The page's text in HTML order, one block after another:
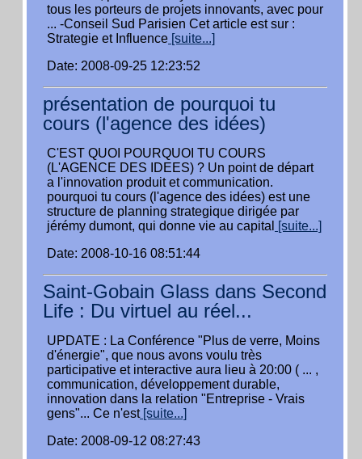
tous les porteurs de projets innovants, avec pour
... -Conseil Sud Parisien Cet article est sur :
Strategie et Influence [suite...]
Date: 2008-09-25 12:23:52
présentation de pourquoi tu
cours (l'agence des idées)
C'EST QUOI POURQUOI TU COURS
(L'AGENCE DES IDEES) ? Un point de départ
a l'innovation produit et communication.
pourquoi tu cours (l'agence des idées) est une
structure de planning strategique dirigée par
jérémy dumont, qui donne vie au capital
[suite...]
Date: 2008-10-16 08:51:44
Saint-Gobain Glass dans Second
Life : Du virtuel au réel...
UPDATE : La Conférence "Plus de verre, Moins
d'énergie", que nous avons voulu très
participative et interactive aura lieu à 20:00 ( ... ,
communication, développement durable,
innovation dans la relation "Entreprise - Vrais
gens"... Ce n'est[suite...]
Date: 2008-09-12 08:27:43